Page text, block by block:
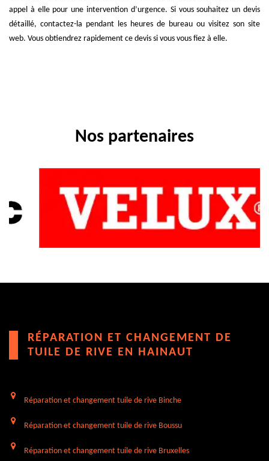
appel à elle pour une intervention d’urgence. Si vous souhaitez un devis
détaillé, contactez-la pendant les heures de bureau ou visitez son site
web. Vous obtiendrez rapidement ce devis si vous vous fiez à elle.
Nos partenaires
RÉPARATION ET CHANGEMENT DE
TUILE DE RIVE EN HAINAUT
Réparation et changement tuile de rive Binche
Réparation et changement tuile de rive Boussu
Réparation et changement tuile de rive Bruxelles